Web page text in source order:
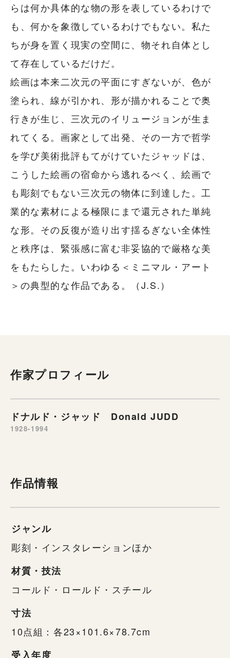
らは何か具体的な物の形を表しているわけで
も、何かを象徴しているわけでもない。私た
ちが身を置く現実の空間に、物それ自体とし
て存在しているだけだ。
絵画は本来二次元の平面にすぎないが、色が
塗られ、線が引かれ、形が描かれることで奥
行きが生じ、三次元のイリュージョンが生ま
れてくる。画家として出発、その一方で哲学
を学び美術批評もてがけていたジャッドは、
こうした絵画の宿命から逃れるべく、絵画で
も彫刻でもない三次元の物体に到達した。工
業的な素材による極限にまで還元された単純
な形。その反復が造り出す揺るぎない全体性
と秩序は、緊張感に富む非妥協的で厳格な美
をもたらした。いわゆる＜ミニマル・アート
＞の典型的な作品である。（J.S.）
作家プロフィール
ドナルド・ジャッド Donald JUDD
1928-1994
作品情報
ジャンル
彫刻・インスタレーションほか
材質・技法
コールド・ロールド・スチール
寸法
10点組：各23×101.6×78.7cm
受入年度